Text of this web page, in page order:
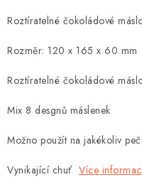
Roztíratelné čokoládové
Rozměr: 120 x 165 x 60 mm
Roztíratelné čokoládové
Mix 8 desgnů máslenek
Možno použít na jakékoliv
Vynikající chuť Více